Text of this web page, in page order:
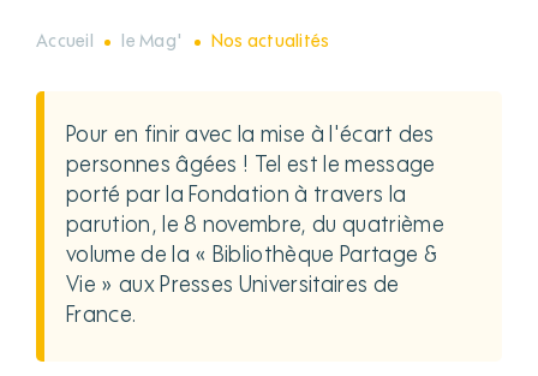
Accueil le Mag' Nos actualités
Pour en finir avec la mise à l'écart des
personnes âgées ! Tel est le message
porté par la Fondation à travers la
parution, le 8 novembre, du quatrième
volume de la « Bibliothèque Partage &
Vie » aux Presses Universitaires de
France.